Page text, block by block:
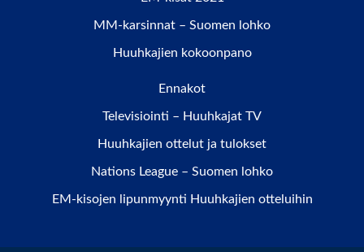
MM-karsinnat – Suomen lohko
Huuhkajien kokoonpano
Ennakot
Televisiointi – Huuhkajat TV
Huuhkajien ottelut ja tulokset
Nations League – Suomen lohko
EM-kisojen lipunmyynti Huuhkajien otteluihin